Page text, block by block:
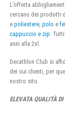
L’offerta
cercano dei prodotti
e poliestere polo e
cappuccio e zip .
anni alla 2xl.
Decathlon Club si
dei sui clienti, per
nostro sito.
ELEVATA QUALITÀ